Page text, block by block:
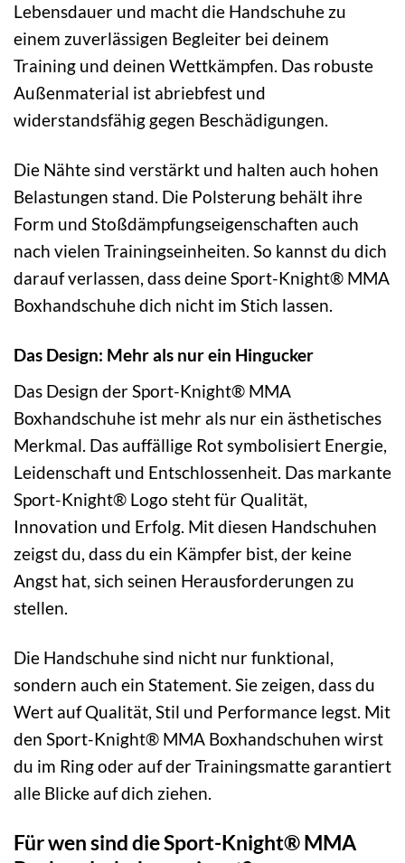
Lebensdauer und macht die Handschuhe zu
einem zuverlässigen Begleiter bei deinem
Training und deinen Wettkämpfen. Das robuste
Außenmaterial ist abriebfest und
widerstandsfähig gegen Beschädigungen.
Die Nähte sind verstärkt und halten auch hohen
Belastungen stand. Die Polsterung behält ihre
Form und Stoßdämpfungseigenschaften auch
nach vielen Trainingseinheiten. So kannst du dich
darauf verlassen, dass deine Sport-Knight® MMA
Boxhandschuhe dich nicht im Stich lassen.
Das Design: Mehr als nur ein Hingucker
Das Design der Sport-Knight® MMA
Boxhandschuhe ist mehr als nur ein ästhetisches
Merkmal. Das auffällige Rot symbolisiert Energie,
Leidenschaft und Entschlossenheit. Das markante
Sport-Knight® Logo steht für Qualität,
Innovation und Erfolg. Mit diesen Handschuhen
zeigst du, dass du ein Kämpfer bist, der keine
Angst hat, sich seinen Herausforderungen zu
stellen.
Die Handschuhe sind nicht nur funktional,
sondern auch ein Statement. Sie zeigen, dass du
Wert auf Qualität, Stil und Performance legst. Mit
den Sport-Knight® MMA Boxhandschuhen wirst
du im Ring oder auf der Trainingsmatte garantiert
alle Blicke auf dich ziehen.
Für wen sind die Sport-Knight® MMA